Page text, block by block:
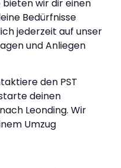
wir dir einen
Bedürfnisse
jederzeit auf unser
und Anliegen
den PST
deinen
Leonding. Wir
Umzug